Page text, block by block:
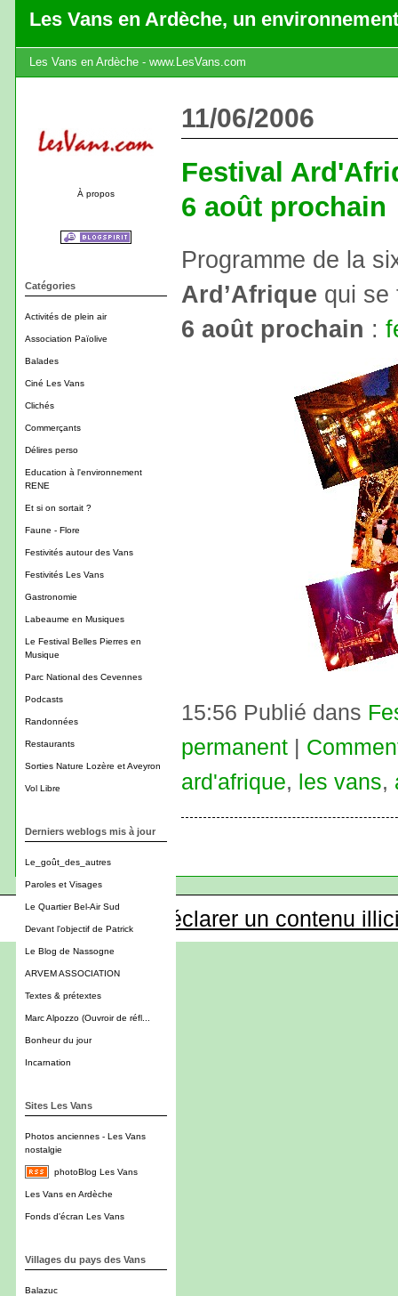
Les Vans en Ardèche, un
Les Vans en Ardèche - www.LesVans.com
À propos
Catégories
Activités de plein air
Association Païolive
Balades
Ciné Les Vans
Clichés
Commerçants
Délires perso
Education à l'environnement
RENE
Et si on sortait ?
Faune - Flore
Festivités autour des Vans
Festivités Les Vans
Gastronomie
Labeaume en Musiques
Le Festival Belles Pierres en
Musique
Parc National des Cevennes
Podcasts
Randonnées
Restaurants
Sorties Nature Lozère et Aveyron
Vol Libre
Derniers weblogs mis à jour
Le_goût_des_autres
Paroles et Visages
Le Quartier Bel-Air Sud
Devant l'objectif de Patrick
Le Blog de Nassogne
ARVEM ASSOCIATION
Textes & prétextes
Marc Alpozzo (Ouvroir de réfl...
Bonheur du jour
Incarnation
Sites Les Vans
Photos anciennes - Les Vans
nostalgie
photoBlog Les Vans
Les Vans en Ardèche
Fonds d'écran Les Vans
Villages du pays des Vans
Balazuc
11/06/2006
Festival
6 août prochain
Programme de la
Ard’Afrique qui
6 août prochain :
15:56 Publié dans
permanent |
ard'afrique, les vans,
Déclarer un contenu